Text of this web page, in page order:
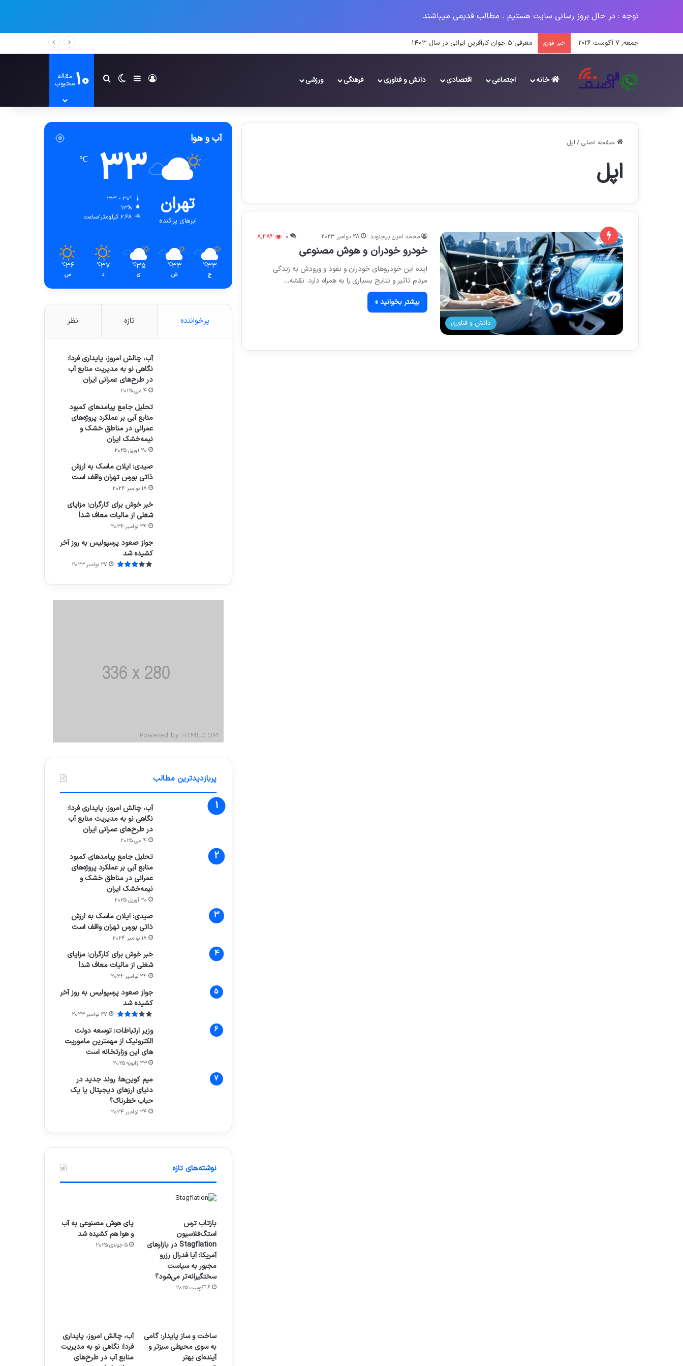
توجه : در حال بروز رسانی سایت هستیم . مطالب قدیمی میباشند
جمعه, 7 آگوست 2026 خبر فوری معرفی ۵ جوان کارآفرین ایرانی در سال ۱۴۰۳
خانه اجتماعی اقتصادی دانش و فناوری فرهنگی ورزشی ورودسایدبارتغییر پوسته
جستجو برای
10 مقاله
محبوب
صفحه اصلی / اپل
اپل
دانش و فناوری
محمد امین بیجنوند 28 نوامبر 2023 0
8,484
خودرو خودران و هوش مصنوعی
ایده این خودروهای خودران و نفوذ و ورودش به زندگی
مردم تاثیر و نتایج بسیاری را به همراه دارد. نقشه…
بیشتر بخوانید »
آب و هوا
تهران
ابرهای پراکنده
33
℃
13%
2.68 کیلومتر/ساعت
33
℃
ج
33
℃
ش
35
℃
ی
37
℃
د
36
℃
س
پرخواننده تازه نظر
آب، چالش امروز، پایداری فردا:
نگاهی نو به مدیریت منابع آب
در طرح‌های عمرانی ایران
4 می 2025
تحلیل جامع پیامدهای کمبود
منابع آبی بر عملکرد پروژه‌های
عمرانی در مناطق خشک و
نیمه‌خشک ایران
20 آوریل 2025
صیدی: ایلان ماسک به ارزش
ذاتی بورس تهران واقف است
18 نوامبر 2024
خبر خوش برای کارگران؛ مزایای
شغلی از مالیات معاف شد!
24 نوامبر 2024
جواز صعود پرسپولیس به روز آخر
کشیده شد
27 نوامبر 2023
پربازدیدترین مطالب
آب، چالش امروز، پایداری فردا:
نگاهی نو به مدیریت منابع آب
در طرح‌های عمرانی ایران
4 می 2025
تحلیل جامع پیامدهای کمبود
منابع آبی بر عملکرد پروژه‌های
عمرانی در مناطق خشک و
نیمه‌خشک ایران
20 آوریل 2025
صیدی: ایلان ماسک به ارزش
ذاتی بورس تهران واقف است
18 نوامبر 2024
خبر خوش برای کارگران؛ مزایای
شغلی از مالیات معاف شد!
24 نوامبر 2024
جواز صعود پرسپولیس به روز آخر
کشیده شد
27 نوامبر 2023
وزیر ارتباطات: توسعه دولت
الکترونیک از مهمترین ماموریت
های این وزارتخانه است
23 ژانویه 2025
میم کوین‌ها: روند جدید در
دنیای ارزهای دیجیتال یا یک
حباب خطرناک؟
24 نوامبر 2024
نوشته‌های تازه
بازتاب ترس
استگ‌فلاسیون
Stagflation در بازارهای
آمریکا: آیا فدرال رزرو
مجبور به سیاست
سختگیرانه‌تر می‌شود؟
6 آگوست 2025
پای هوش مصنوعی به آب
و هوا هم کشیده شد
5 جولای 2025
ساخت و ساز پایدار: گامی
به سوی محیطی سبزتر و
آینده‌ای بهتر
آب، چالش امروز، پایداری
فردا: نگاهی نو به مدیریت
منابع آب در طرح‌های